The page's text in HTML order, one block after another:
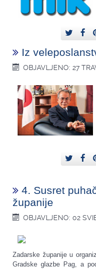
Iz
OBJAVLJENO: 27
4. Susret
županije
OBJAVLJENO: 02
Zadarske županije u
Gradske glazbe Pag, a